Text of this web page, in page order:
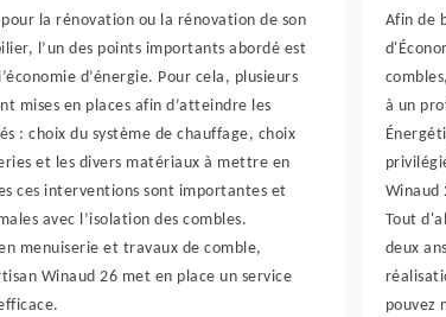
la rénovation ou la rénovation de son
l’un des points importants abordé est
d’énergie. Pour cela, plusieurs
mises en places afin d’atteindre les
: choix du système de chauffage, choix
et les divers matériaux à mettre en
ces interventions sont importantes et
avec l’isolation des combles.
menuiserie et travaux de comble,
Winaud 26 met en place un service
Afin de
à un
Winaud
Tout
deux
pouvez